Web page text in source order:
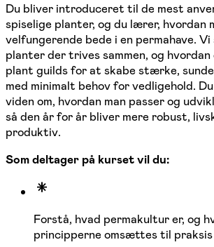
Du bliver introduceret til de mest
spiselige planter, og du lærer, hvordan
velfungerende bede i en permahave.
planter der trives sammen, og
plant guilds for at skabe stærke,
med minimalt behov for vedligehold.
viden om, hvordan man passer og
så den år for år bliver mere robust,
produktiv.
Som deltager på kurset vil du:
Forstå, hvad permakultur er, og
principperne omsættes til praksis